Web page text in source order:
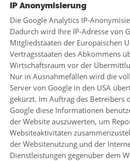
IP Anonymisierung
Die Google Analytics IP-
Dadurch wird Ihre IP-Adresse von
Mitgliedstaaten der Europäischen
Vertragsstaaten des Abkommens
Wirtschaftsraum vor der
Nur in Ausnahmefällen wird die
Server von Google in den USA
gekürzt. Im Auftrag des Betreibers
Google diese Informationen
der Website auszuwerten, um
Websiteaktivitäten
der Websitenutzung und der
Dienstleistungen gegenüber dem